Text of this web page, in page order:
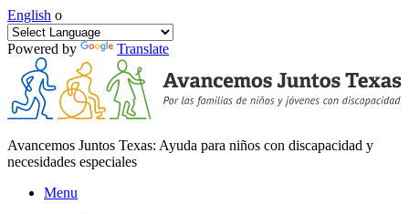
English o
Powered by Translate
Avancemos Juntos Texas: Ayuda para niños con discapacidad y
necesidades especiales
Menu